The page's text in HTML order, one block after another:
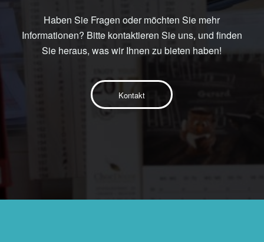
Haben Sie Fragen oder möchten Sie mehr
Informationen? Bitte kontaktieren Sie uns, und finden
Sie heraus, was wir Ihnen zu bieten haben!
Kontakt